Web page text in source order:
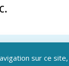
sur ce